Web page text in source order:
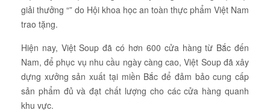
giải thưởng “” do Hội khoa học an toàn thực phẩm Việt Nam
trao tặng.
Hiện nay, Việt Soup đã có hơn 600 cửa hàng từ Bắc đến
Nam, để phục vụ nhu cầu ngày càng cao, Việt Soup đã xây
dựng xưởng sản xuất tại miền Bắc để đảm bảo cung cấp
sản phẩm đủ và đạt chất lượng cho các cửa hàng quanh
khu vực.